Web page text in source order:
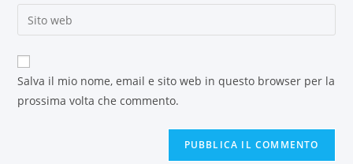
Salva il mio nome, email e sito web in questo browser per la
prossima volta che commento.